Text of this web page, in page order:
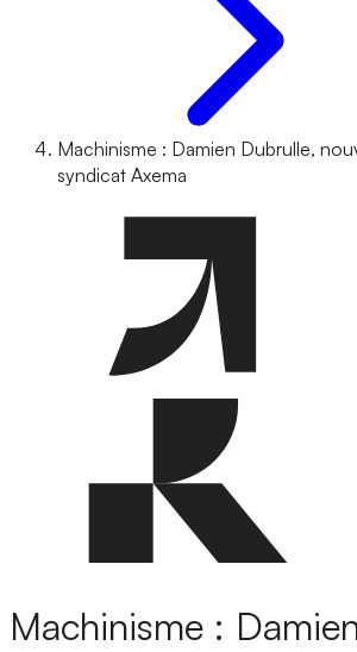
Machinisme : Damien Dubrulle,
syndicat Axema
Machinisme :